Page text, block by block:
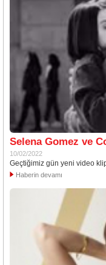
Selena Gomez ve
10/02/2022
Geçtiğimiz gün yeni video
Haberin devamı